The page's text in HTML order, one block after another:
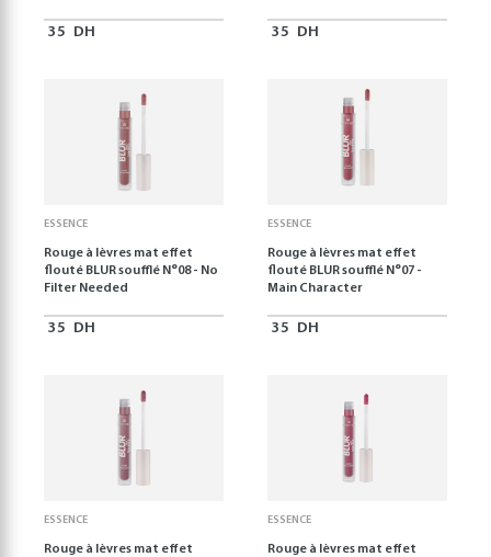
35 DH 35 DH
ESSENCE
Rouge à lèvres mat effet
flouté BLUR soufflé N°08 - No
Filter Needed
35 DH
ESSENCE
Rouge à lèvres mat effet
flouté BLUR soufflé N°07 -
Main Character
35 DH
ESSENCE
Rouge à lèvres mat effet
ESSENCE
Rouge à lèvres mat effet